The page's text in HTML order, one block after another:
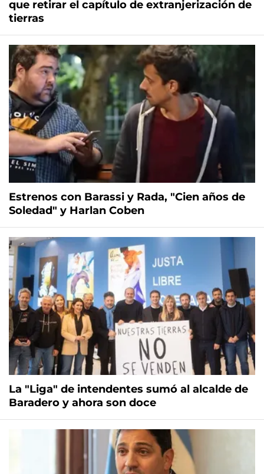
que retirar el capítulo de extranjerización de
tierras
Estrenos con Barassi y Rada, "Cien años de
Soledad" y Harlan Coben
La "Liga" de intendentes sumó al alcalde de
Baradero y ahora son doce